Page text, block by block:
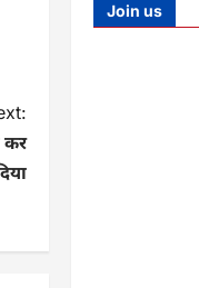
कर
Join us